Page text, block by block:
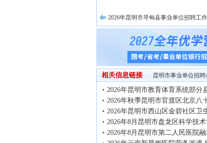
2026年昆明市寻甸县事业单位招聘工
相关信息链接 昆明市事业单位招聘
2026年昆明市教育体育系统部分
2026年秋季昆明市官渡区北京八
2026年昆明市西山区金碧社区卫
2026年8月昆明市盘龙区科学技
2026年8月昆明市第二人民医院